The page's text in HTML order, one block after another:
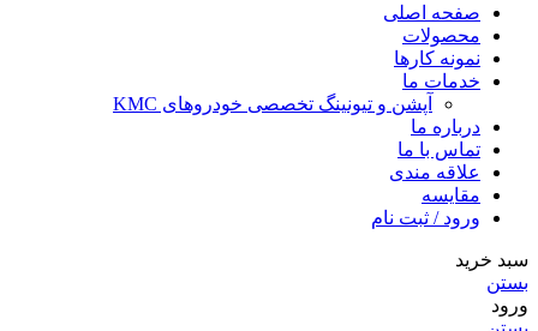
صفحه اصلی
محصولات
نمونه کارها
خدمات ما
آپشن و تیونینگ تخصصی خودروهای KMC
درباره ما
تماس با ما
علاقه مندی
مقايسه
ورود / ثبت نام
سبد خرید
بستن
ورود